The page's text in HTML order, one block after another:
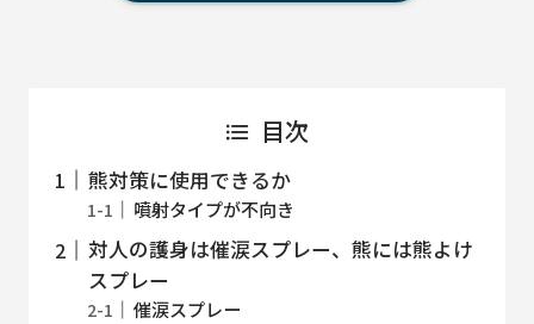
目次
熊対策に使用できるか
噴射タイプが不向き
対人の護身は催涙スプレー、熊には熊よけ
スプレー
催涙スプレー